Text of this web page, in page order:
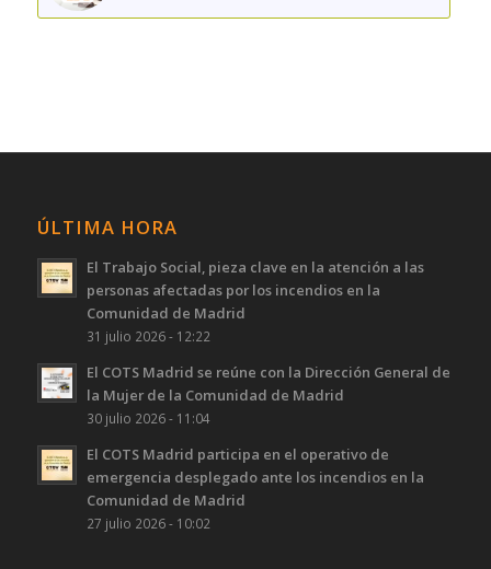
ÚLTIMA HORA
El Trabajo Social, pieza clave en la atención a las
personas afectadas por los incendios en la
Comunidad de Madrid
31 julio 2026 - 12:22
El COTS Madrid se reúne con la Dirección General de
la Mujer de la Comunidad de Madrid
30 julio 2026 - 11:04
El COTS Madrid participa en el operativo de
emergencia desplegado ante los incendios en la
Comunidad de Madrid
27 julio 2026 - 10:02